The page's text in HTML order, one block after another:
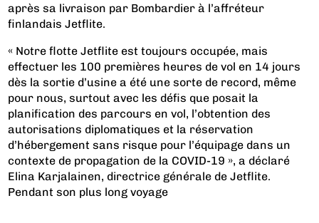
après sa livraison par Bombardier à l’affréteur
finlandais Jetflite.
« Notre flotte Jetflite est toujours occupée, mais
effectuer les 100 premières heures de vol en 14 jours
dès la sortie d’usine a été une sorte de record, même
pour nous, surtout avec les défis que posait la
planification des parcours en vol, l’obtention des
autorisations diplomatiques et la réservation
d’hébergement sans risque pour l’équipage dans un
contexte de propagation de la COVID-19 », a déclaré
Elina Karjalainen, directrice générale de Jetflite.
Pendant son plus long voyage